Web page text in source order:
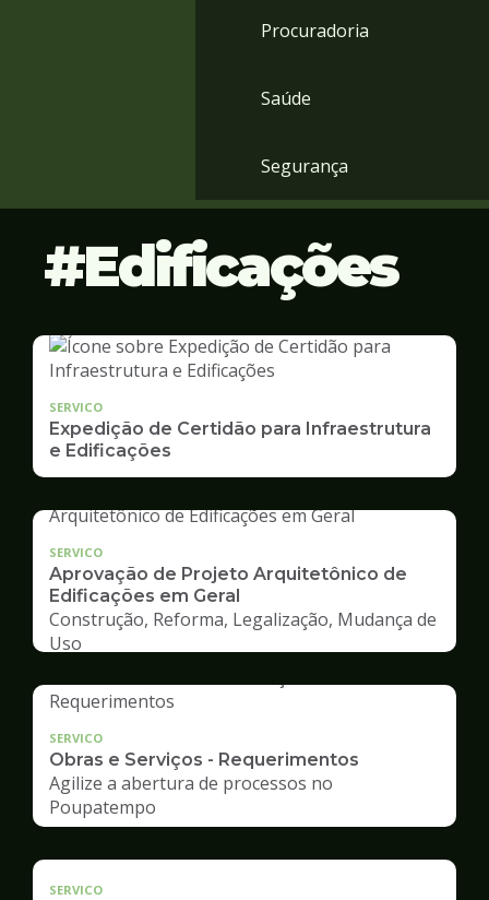
Procuradoria
Saúde
Segurança
Edificações
SERVICO
Expedição de Certidão para Infraestrutura
e Edificações
SERVICO
Aprovação de Projeto Arquitetônico de
Edificações em Geral
Construção, Reforma, Legalização, Mudança de
Uso
SERVICO
Obras e Serviços - Requerimentos
Agilize a abertura de processos no
Poupatempo
SERVICO